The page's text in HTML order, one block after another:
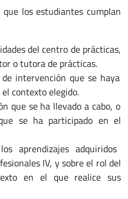
los estudiantes cumplan
del centro de prácticas,
o tutora de prácticas.
intervención que se haya
contexto elegido.
que se ha llevado a cabo, o
se ha participado en el
aprendizajes adquiridos
IV, y sobre el rol del
en el que realice sus